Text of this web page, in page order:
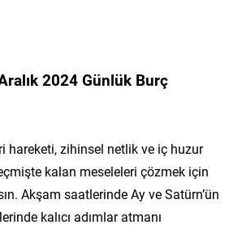
2024 Günlük Burç
hareketi, zihinsel netlik ve iç huzur
kalan meseleleri çözmek için
Akşam saatlerinde Ay ve Satürn’ün
kalıcı adımlar atmanı